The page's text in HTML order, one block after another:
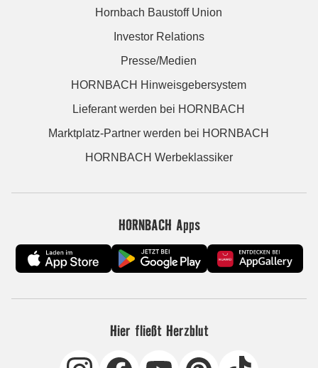
Hornbach Baustoff Union
Investor Relations
Presse/Medien
HORNBACH Hinweisgebersystem
Lieferant werden bei HORNBACH
Marktplatz-Partner werden bei HORNBACH
HORNBACH Werbeklassiker
HORNBACH Apps
Hier fließt Herzblut